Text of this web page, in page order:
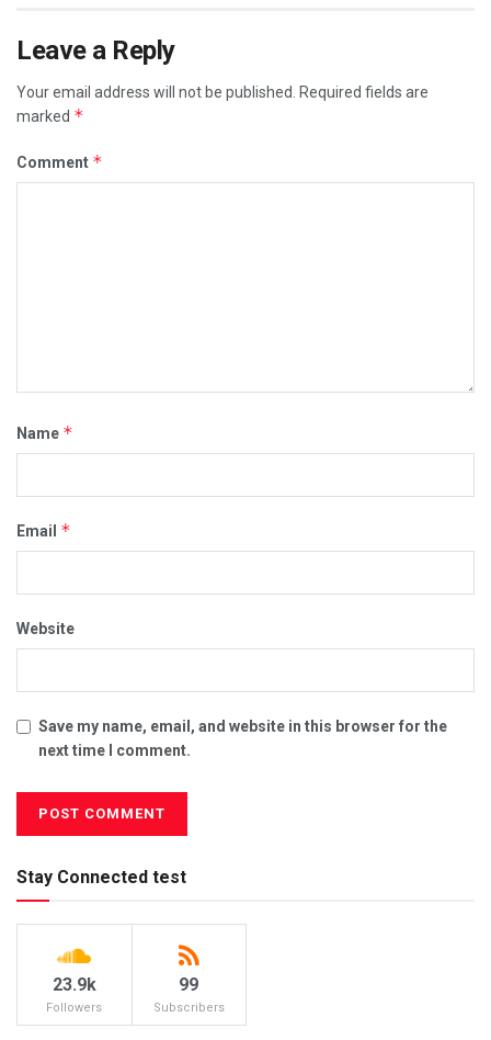
Leave a Reply
Your email address will not be published.
Required fields are
marked *
Comment *
Name *
Email *
Website
Save my name, email, and website in this browser for the
next time I comment.
Stay Connected test
23.9k
Followers
99
Subscribers